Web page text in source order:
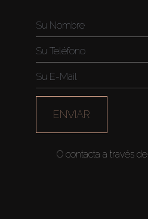
ENVIAR
O contacta a través de